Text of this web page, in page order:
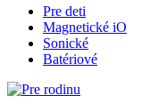
Pre deti
Magnetické iO
Sonické
Batériové